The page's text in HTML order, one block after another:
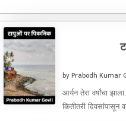
by Prabodh Kumar
आर्यन तेरा वर्षांचा
कितीतरी दिवसांपासून